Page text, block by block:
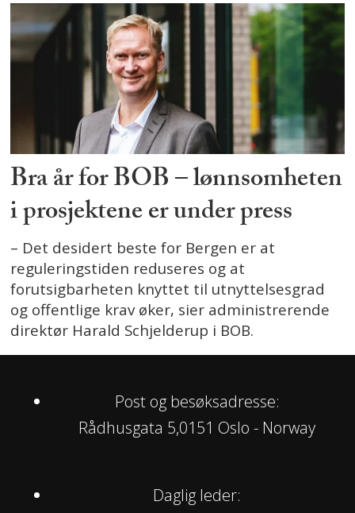
Bra år for BOB – lønnsomheten
i prosjektene er under press
– Det desidert beste for Bergen er at
reguleringstiden reduseres og at
forutsigbarheten knyttet til utnyttelsesgrad
og offentlige krav øker, sier administrerende
direktør Harald Schjelderup i BOB.
Post og besøksadresse:
Rådhusgata 5,0151 Oslo - Norway
Daglig leder: